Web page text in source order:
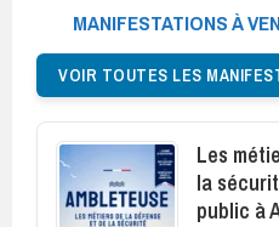
MANIFESTATIONS À
VOIR TOUTES LES
Les
la
public à